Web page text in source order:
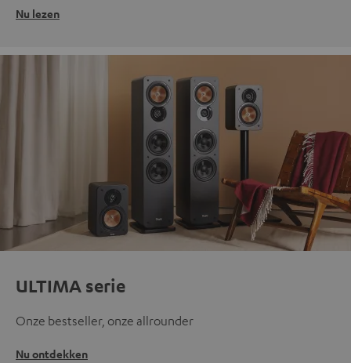
Nu lezen
ULTIMA serie
Onze bestseller, onze allrounder
Nu ontdekken